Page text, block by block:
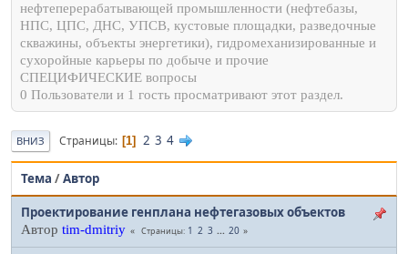
нефтеперерабатывающей промышленности (нефтебазы,
НПС, ЦПС, ДНС, УПСВ, кустовые площадки, разведочные
скважины, объекты энергетики), гидромеханизированные и
сухоройные карьеры по добыче и прочие
СПЕЦИФИЧЕСКИЕ вопросы
0 Пользователи и 1 гость просматривают этот раздел.
ВНИЗ Страницы 1 2 3 4
Тема /Автор
Проектирование генплана нефтегазовых объектов
Автор tim-dmitriy Страницы 1 2 3 ... 20